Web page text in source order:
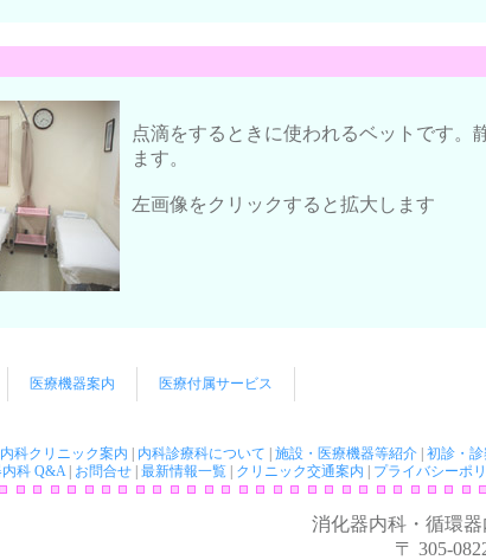
点滴をするときに使われるベットです。
ます。
左画像をクリックすると拡大します
医療機器案内 医療付属サービス
科クリニック案内 内科診療科について 施設・医療機器等紹介 初診・
科 Q&A| お問合せ| 最新情報一覧 クリニック交通案内 プライバシーポ
消化器内科・循環
〒 305-